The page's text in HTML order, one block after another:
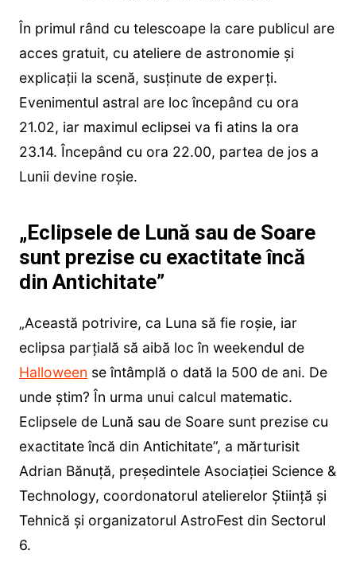
În primul rând cu telescoape la care publicul are
acces gratuit, cu ateliere de astronomie și
explicații la scenă, susținute de experți.
Evenimentul astral are loc începând cu ora
21.02, iar maximul eclipsei va fi atins la ora
23.14. Începând cu ora 22.00, partea de jos a
Lunii devine roșie.
„Eclipsele de Lună sau de Soare
sunt prezise cu exactitate încă
din Antichitate”
„Această potrivire, ca Luna să fie roșie, iar
eclipsa parțială să aibă loc în weekendul de
Halloween se întâmplă o dată la 500 de ani. De
unde știm? În urma unui calcul matematic.
Eclipsele de Lună sau de Soare sunt prezise cu
exactitate încă din Antichitate”, a mărturisit
Adrian Bănuță, președintele Asociației Science &
Technology, coordonatorul atelierelor Știință și
Tehnică și organizatorul AstroFest din Sectorul
6.